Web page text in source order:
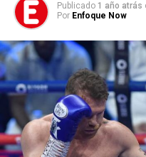
Publicado 1 año atrás
Por Enfoque Now